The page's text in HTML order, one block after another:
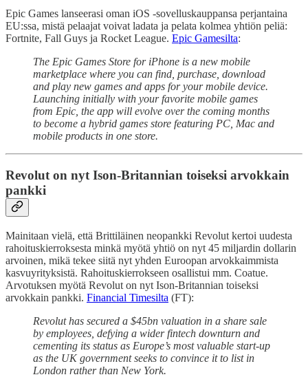
Epic Games lanseerasi oman iOS -sovelluskauppansa perjantaina
EU:ssa, mistä pelaajat voivat ladata ja pelata kolmea yhtiön peliä:
Fortnite, Fall Guys ja Rocket League. Epic Gamesilta:
The Epic Games Store for iPhone is a new mobile
marketplace where you can find, purchase, download
and play new games and apps for your mobile device.
Launching initially with your favorite mobile games
from Epic, the app will evolve over the coming months
to become a hybrid games store featuring PC, Mac and
mobile products in one store.
Revolut on nyt Ison-Britannian toiseksi arvokkain
pankki
Mainitaan vielä, että Brittiläinen neopankki Revolut kertoi uudesta
rahoituskierroksesta minkä myötä yhtiö on nyt 45 miljardin dollarin
arvoinen, mikä tekee siitä nyt yhden Euroopan arvokkaimmista
kasvuyrityksistä. Rahoituskierrokseen osallistui mm. Coatue.
Arvotuksen myötä Revolut on nyt Ison-Britannian toiseksi
arvokkain pankki. Financial Timesilta (FT):
Revolut has secured a $45bn valuation in a share sale
by employees, defying a wider fintech downturn and
cementing its status as Europe’s most valuable start-up
as the UK government seeks to convince it to list in
London rather than New York.